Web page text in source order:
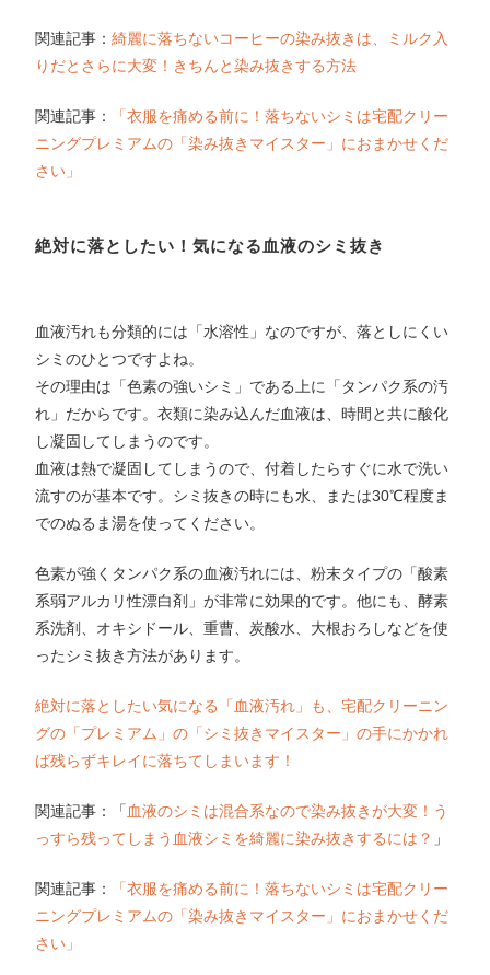
関連記事：綺麗に落ちないコーヒーの染み抜きは、ミルク入
りだとさらに大変！きちんと染み抜きする方法
関連記事：
「衣服を痛める前に！落ちないシミは宅配クリー
ニングプレミアムの「染み抜きマイスター」におまかせくだ
さい」
絶対に落としたい！気になる血液のシミ抜き
血液汚れも分類的には「水溶性」なのですが、落としにくい
シミのひとつですよね。
その理由は「色素の強いシミ」である上に「タンパク系の汚
れ」だからです。衣類に染み込んだ血液は、時間と共に酸化
し凝固してしまうのです。
血液は熱で凝固してしまうので、付着したらすぐに水で洗い
流すのが基本です。シミ抜きの時にも水、または30℃程度ま
でのぬるま湯を使ってください。
色素が強くタンパク系の血液汚れには、粉末タイプの「酸素
系弱アルカリ性漂白剤」が非常に効果的です。他にも、酵素
系洗剤、オキシドール、重曹、炭酸水、大根おろしなどを使
ったシミ抜き方法があります。
絶対に落としたい気になる「血液汚れ」も、宅配クリーニン
グの「プレミアム」の「シミ抜きマイスター」の手にかかれ
ば残らずキレイに落ちてしまいます！
関連記事：「 血液のシミは混合系なので染み抜きが大変！う
っすら残ってしまう血液シミを綺麗に染み抜きするには？ 」
関連記事：
「衣服を痛める前に！落ちないシミは宅配クリー
ニングプレミアムの「染み抜きマイスター」におまかせくだ
さい」